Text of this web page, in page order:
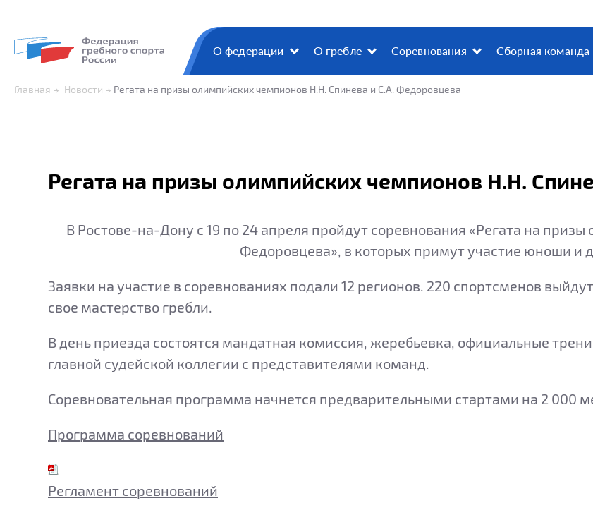
О федерации О гребле Соревнования Сборная команда
Главная Новости Регата на призы олимпийских чемпионов Н.Н. Спинева и С.А. Федоровцева
Регата на призы олимпийских чемпионов Н.Н.
В Ростове-на-Дону с 19 по 24 апреля пройдут соревнования «Регата на
Федоровцева», в которых примут участие юноши и
Заявки на участие в соревнованиях подали 12 регионов. 220 спортсменов
свое мастерство гребли.
В день приезда состоятся мандатная комиссия, жеребьевка, официальные
главной судейской коллегии с представителями команд.
Соревновательная программа начнется предварительными стартами на 2 000
Программа соревнований
Регламент соревнований